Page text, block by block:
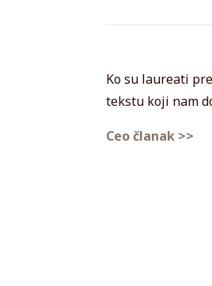
Ko su laureati
tekstu koji nam
Ceo članak >>